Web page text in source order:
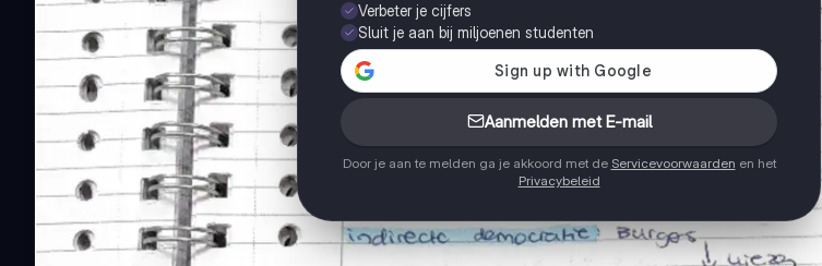
Verbeter je cijfers
Sluit je aan bij miljoenen studenten
Aanmelden met E-mail
Door je aan te melden ga je akkoord met de Servicevoorwaarden en het
Privacybeleid